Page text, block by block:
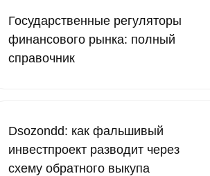
Государственные регуляторы
финансового рынка: полный
справочник
Dsozondd: как фальшивый
инвестпроект разводит через
схему обратного выкупа